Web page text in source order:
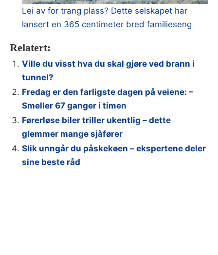
Lei av for trang plass? Dette selskapet har
lansert en 365 centimeter bred familieseng
Relatert:
Ville du visst hva du skal gjøre ved brann i
tunnel?
Fredag er den farligste dagen på veiene: –
Smeller 67 ganger i timen
Førerløse biler triller ukentlig – dette
glemmer mange sjåfører
Slik unngår du påskekøen – ekspertene deler
sine beste råd